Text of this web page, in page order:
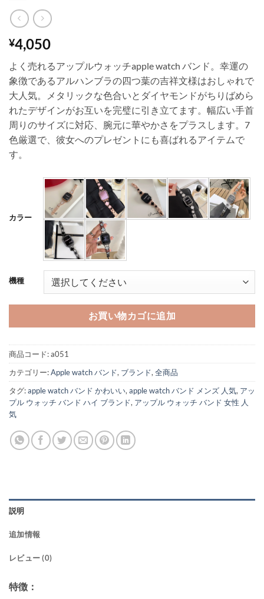
¥4,050
よく売れるアップルウォッチapple watch バンド。幸運の
象徴であるアルハンブラの四つ葉の吉祥文様はおしゃれで
大人気。メタリックな色合いとダイヤモンドがちりばめら
れたデザインがお互いを完璧に引き立てます。幅広い手首
周りのサイズに対応、腕元に華やかさをプラスします。7
色厳選で、彼女へのプレゼントにも喜ばれるアイテムで
す。
カラー
機種
お買い物カゴに追加
商品コード:a051
カテゴリー:Apple watch バンド, ブランド, 全商品
タグ:apple watch バンド かわいい, apple watch バンド メンズ 人気, アッ
プル ウォッチ バンド ハイ ブランド, アップル ウォッチ バンド 女性 人
気
説明
追加情報
レビュー (0)
特徴：